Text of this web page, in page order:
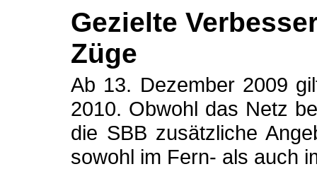
Gezielte
Züge
Ab 13. Dezember 2009
2010. Obwohl das Netz
die SBB zusätzliche
sowohl im Fern- als auch